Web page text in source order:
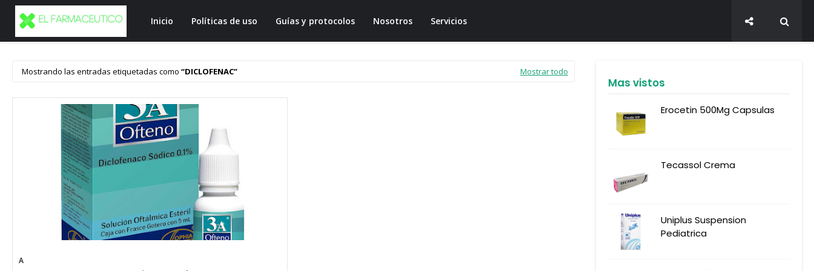
Inicio Políticas de uso Guías y protocolos Nosotros Servicios
Mostrando las entradas etiquetadas como DICLOFENAC Mostrar todo
A
Mas vistos
Erocetin 500Mg Capsulas
Tecassol Crema
Uniplus Suspension
Pediatrica